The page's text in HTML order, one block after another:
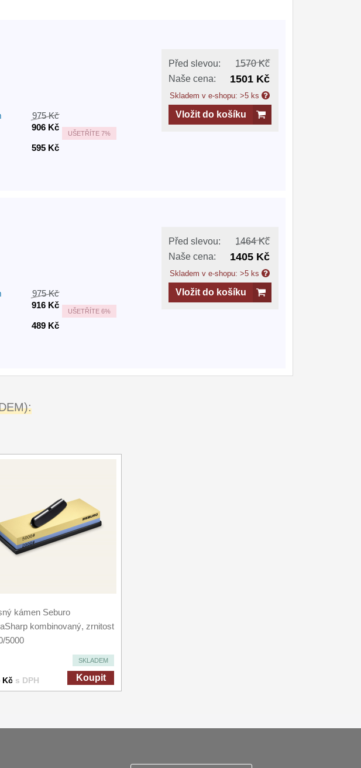
975 Kč
906 Kč
UŠETŘÍTE 7%
595 Kč
Před slevou:
1570 Kč
Naše cena:
1501 Kč
Skladem v e-shopu: >5 ks
Vložit do košíku
975 Kč
916 Kč
UŠETŘÍTE 6%
489 Kč
Před slevou:
1464 Kč
Naše cena:
1405 Kč
Skladem v e-shopu: >5 ks
Vložit do košíku
kámen Seburo
kombinovaný, zrnitost
5000
SKLADEM
Kč s DPH Koupit